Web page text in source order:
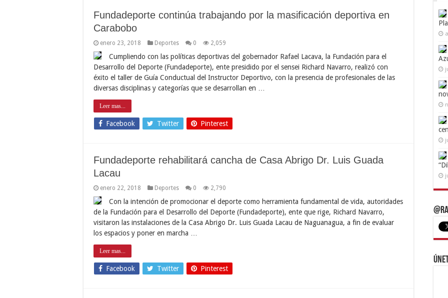
Fundadeporte continúa trabajando por la masificación deportiva en
Carabobo
enero 23, 2018 Deportes 0 2,059
Cumpliendo con las políticas deportivas del gobernador Rafael Lacava, la Fundación para el
Desarrollo del Deporte (Fundadeporte), ente presidido por el sensei Richard Navarro, realizó con
éxito el taller de Guía Conductual del Instructor Deportivo, con la presencia de profesionales de las
diversas disciplinas y categorías que se desarrollan en …
Leer mas...
Facebook Twitter Pinterest
Fundadeporte rehabilitará cancha de Casa Abrigo Dr. Luis Guada
Lacau
enero 22, 2018 Deportes 0 2,790
Con la intención de promocionar el deporte como herramienta fundamental de vida, autoridades
de la Fundación para el Desarrollo del Deporte (Fundadeporte), ente que rige, Richard Navarro,
visitaron las instalaciones de la Casa Abrigo Dr. Luis Guada Lacau de Naguanagua, a fin de evaluar
los espacios y poner en marcha …
Leer mas...
Facebook Twitter Pinterest